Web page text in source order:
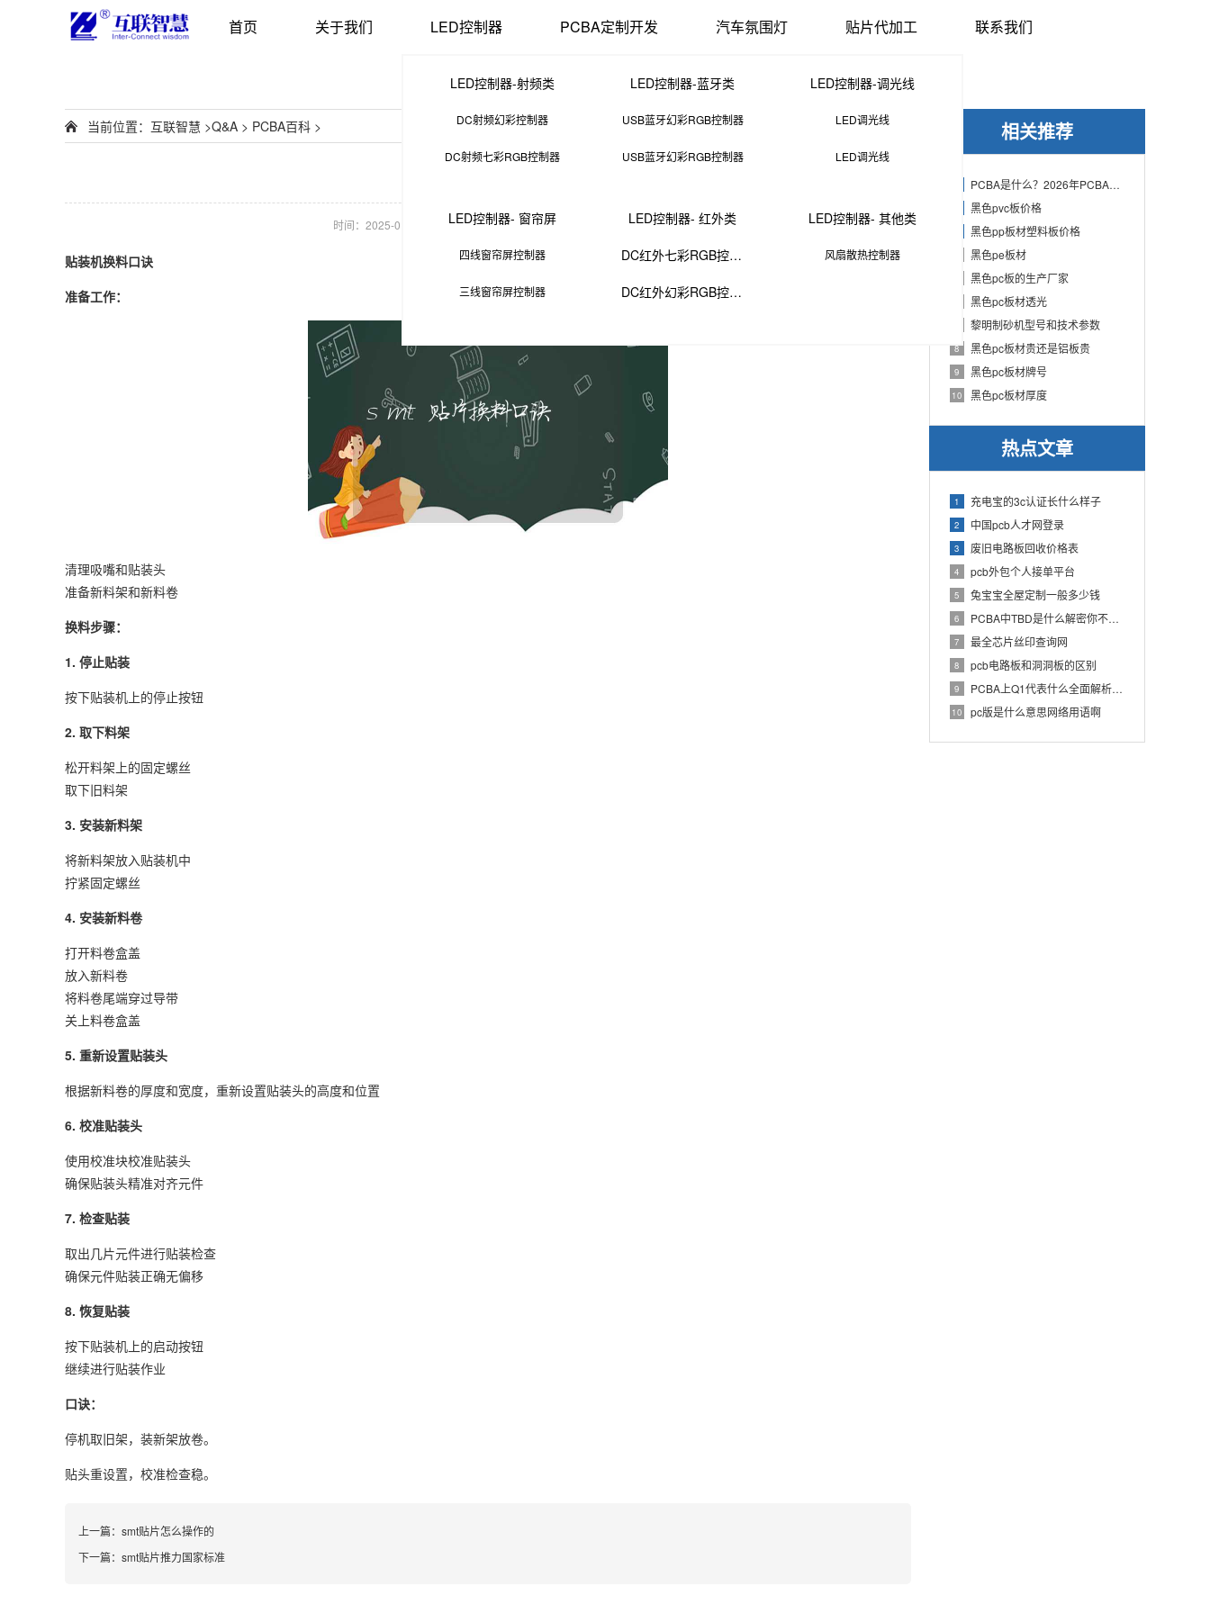
首页 关于我们 LED控制器
LED控制器-射频类
DC射频幻彩控制器
DC射频七彩RGB控制器
LED控制器-蓝牙类
USB蓝牙幻彩RGB控制器
USB蓝牙幻彩RGB控制器
LED控制器-调光线
LED调光线
LED调光线
LED控制器- 窗帘屏
四线窗帘屏控制器
三线窗帘屏控制器
LED控制器- 红外类
DC红外七彩RGB控制器
DC红外幻彩RGB控制器
LED控制器- 其他类
风扇散热控制器
PCBA定制开发 汽车氛围灯 贴片代加工 联系我们
相关推荐
PCBA是什么？2026年PCBA制造与代工指南：专业方案、流程与应用
黑色pvc板价格
黑色pp板材塑料板价格
黑色pe板材
黑色pc板的生产厂家
黑色pc板材透光
黎明制砂机型号和技术参数
8 黑色pc板材贵还是铝板贵
9 黑色pc板材牌号
10 黑色pc板材厚度
热点文章
1 充电宝的3c认证长什么样子
2 中国pcb人才网登录
3 废旧电路板回收价格表
4 pcb外包个人接单平台
5 兔宝宝全屋定制一般多少钱
6 PCBA中TBD是什么解密你不知道的电子行业术语
7 最全芯片丝印查询网
8 pcb电路板和洞洞板的区别
9 PCBA上Q1代表什么全面解析PCB电路板中Q1的作用
10 pc版是什么意思网络用语啊
当前位置： 互联智慧 >Q&A > PCBA百科 >
时间：2025-01-01 11:55:01 来源：PCBA 次
贴装机换料口诀
准备工作：
清理吸嘴和贴装头
准备新料架和新料卷
换料步骤：
1. 停止贴装
按下贴装机上的停止按钮
2. 取下料架
松开料架上的固定螺丝
取下旧料架
3. 安装新料架
将新料架放入贴装机中
拧紧固定螺丝
4. 安装新料卷
打开料卷盒盖
放入新料卷
将料卷尾端穿过导带
关上料卷盒盖
5. 重新设置贴装头
根据新料卷的厚度和宽度，重新设置贴装头的高度和位置
6. 校准贴装头
使用校准块校准贴装头
确保贴装头精准对齐元件
7. 检查贴装
取出几片元件进行贴装检查
确保元件贴装正确无偏移
8. 恢复贴装
按下贴装机上的启动按钮
继续进行贴装作业
口诀：
停机取旧架，装新架放卷。
贴头重设置，校准检查稳。
上一篇： smt贴片怎么操作的
下一篇： smt贴片推力国家标准